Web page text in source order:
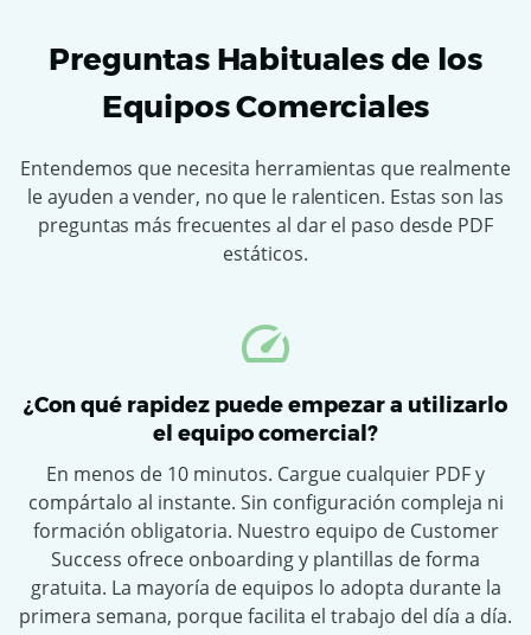
Preguntas Habituales de los
Equipos Comerciales
Entendemos que necesita herramientas que realmente
le ayuden a vender, no que le ralenticen. Estas son las
preguntas más frecuentes al dar el paso desde PDF
estáticos.
¿Con qué rapidez puede empezar a utilizarlo
el equipo comercial?
En menos de 10 minutos. Cargue cualquier PDF y
compártalo al instante. Sin configuración compleja ni
formación obligatoria. Nuestro equipo de Customer
Success ofrece onboarding y plantillas de forma
gratuita. La mayoría de equipos lo adopta durante la
primera semana, porque facilita el trabajo del día a día.